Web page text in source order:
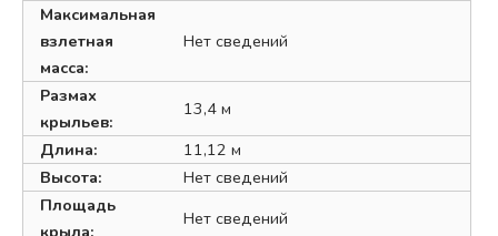
Максимальная
взлетная
масса:
Нет сведений
Размах
крыльев:
13,4 м
Длина:
11,12 м
Высота:
Нет сведений
Площадь
Нет сведений